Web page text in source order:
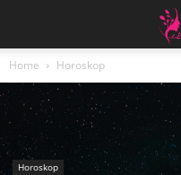
Home Horoskop
Horoskop